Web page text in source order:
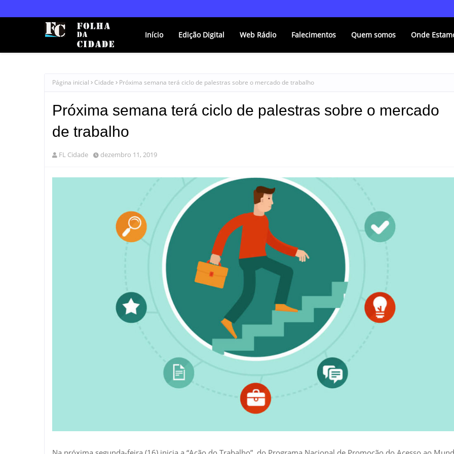
Início Edição Digital Web Rádio Falecimentos Quem somos Onde
Página inicial Cidade Próxima semana terá ciclo de palestras sobre o mercado de trabalho
Próxima semana terá ciclo de palestras sobre o mercado
de trabalho
FL Cidade dezembro 11, 2019